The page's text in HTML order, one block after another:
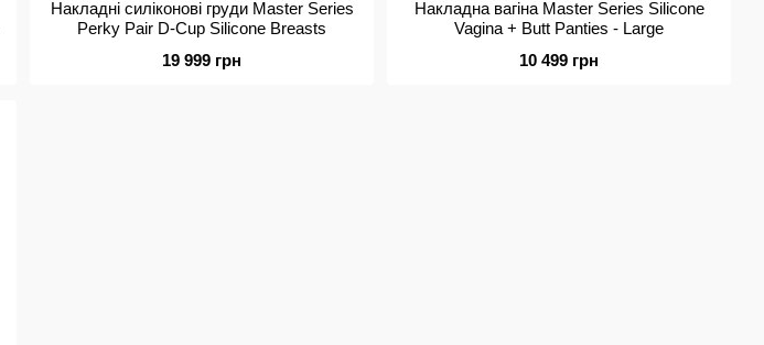
Накладні силіконові груди Master Series
Perky Pair D-Cup Silicone Breasts
19 999 грн
Накладна вагіна Master Series Silicone
Vagina + Butt Panties - Large
10 499 грн